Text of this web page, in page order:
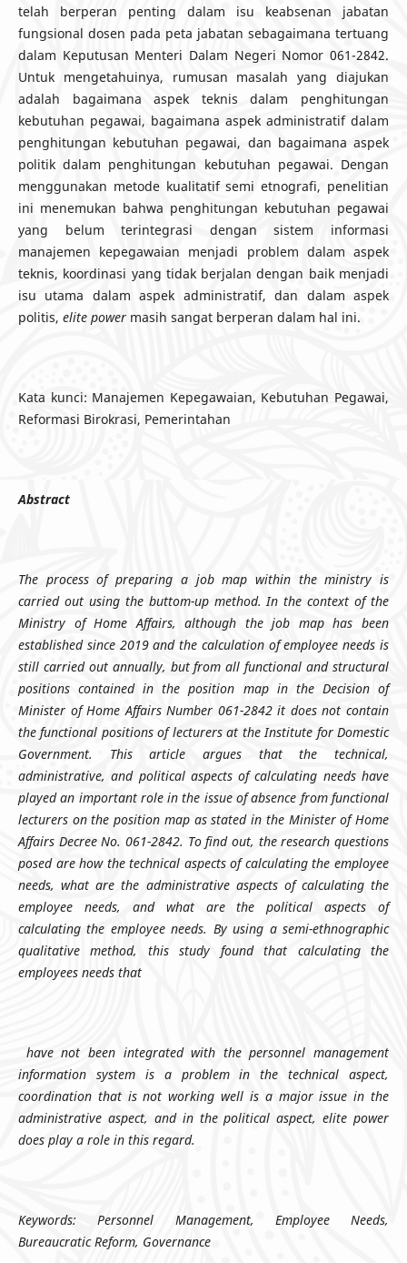
telah berperan penting dalam isu keabsenan jabatan
fungsional dosen pada peta jabatan sebagaimana tertuang
dalam Keputusan Menteri Dalam Negeri Nomor 061-2842.
Untuk mengetahuinya, rumusan masalah yang diajukan
adalah bagaimana aspek teknis dalam penghitungan
kebutuhan pegawai, bagaimana aspek administratif dalam
penghitungan kebutuhan pegawai, dan bagaimana aspek
politik dalam penghitungan kebutuhan pegawai. Dengan
menggunakan metode kualitatif semi etnografi, penelitian
ini menemukan bahwa penghitungan kebutuhan pegawai
yang belum terintegrasi dengan sistem informasi
manajemen kepegawaian menjadi problem dalam aspek
teknis, koordinasi yang tidak berjalan dengan baik menjadi
isu utama dalam aspek administratif, dan dalam aspek
politis, elite powermasih sangat berperan dalam hal ini.
Kata kunci: Manajemen Kepegawaian, Kebutuhan Pegawai,
Reformasi Birokrasi, Pemerintahan
Abstract
The process of preparing a job map within the ministry is
carried out using the buttom-up method. In the context of the
Ministry of Home Affairs, although the job map has been
established since 2019 and the calculation of employee needs is
still carried out annually, but from all functional and structural
positions contained in the position map in the Decision of
Minister of Home Affairs Number 061-2842 it does not contain
the functional positions of lecturers at the Institute for Domestic
Government. This article argues that the technical,
administrative, and political aspects of calculating needs have
played an important role in the issue of absence from functional
lecturers on the position map as stated in the Minister of Home
Affairs Decree No. 061-2842. To find out, the research questions
posed are how the technical aspects of calculating the employee
needs, what are the administrative aspects of calculating the
employee needs, and what are the political aspects of
calculating the employee needs. By using a semi-ethnographic
qualitative method, this study found that calculating the
employees needs that
have not been integrated with the personnel management
information system is a problem in the technical aspect,
coordination that is not working well is a major issue in the
administrative aspect, and in the political aspect, elite power
doesplay a role in this regard.
Keywords: Personnel Management, Employee Needs,
Bureaucratic Reform, Governance